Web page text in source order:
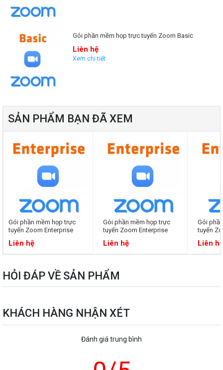
Gói phần mềm họp trực tuyến Zoom Basic
Liên hệ
Xem chi tiết
SẢN PHẨM BẠN ĐÃ XEM
Gói phần mềm họp trực
tuyến Zoom Enterprise
Liên hệ
Gói phần mềm họp trực
tuyến Zoom Enterprise
Liên hệ
Gói
tuyến
Liên hệ
HỎI ĐÁP VỀ SẢN PHẨM
KHÁCH HÀNG NHẬN XÉT
Đánh giá trung bình